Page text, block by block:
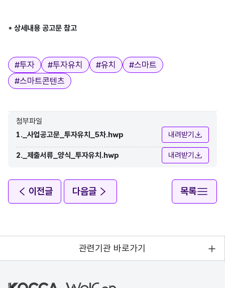
* 상세내용 공고문 참고
태그
#투자 #투자유치 #유치 #스마트
#스마트콘텐츠
첨부파일
1._사업공고문_투자유치_5차.hwp
내려받기
2._제출서류_양식_투자유치.hwp 내려받기
이전글 다음글 목록
관련기관 바로가기